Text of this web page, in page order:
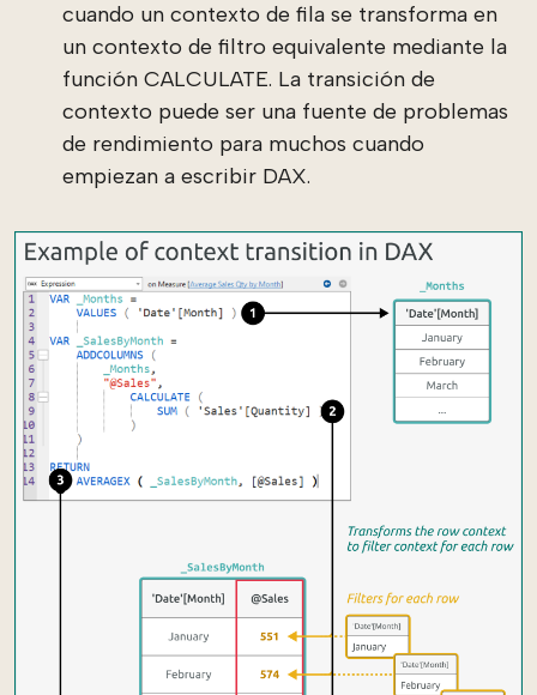
cuando un contexto de fila se transforma en
un contexto de filtro equivalente mediante la
función CALCULATE. La transición de
contexto puede ser una fuente de problemas
de rendimiento para muchos cuando
empiezan a escribir DAX.